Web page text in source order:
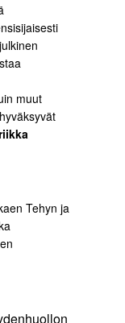
muut
Tehyn ja